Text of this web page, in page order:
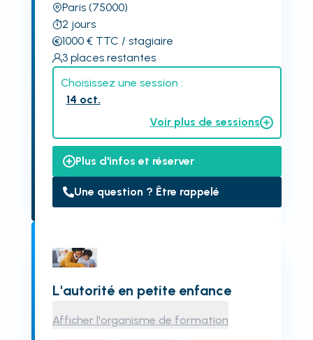
Paris (75000)
2 jours
1000€ TTC / stagiaire
3 places restantes
Choisissez une session :
14 oct.
Voir plus de sessions
Plus d'infos et réserver
Une question ? Être rappelé
L'autorité en petite enfance
Afficher l'organisme de formation